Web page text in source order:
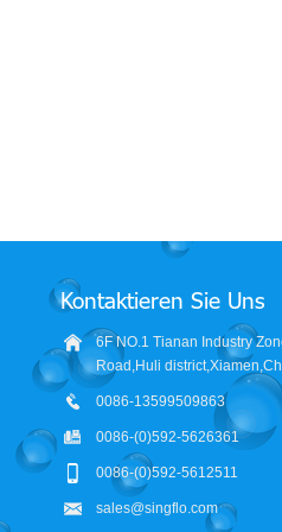
Wasserumwälzpumpe
Kontaktieren Sie Uns
6F NO.1 Tianan Industry
Road,Huli
0086-13599509863
0086-(0)592-5626361
0086-(0)592-5612511
sales@singflo.com